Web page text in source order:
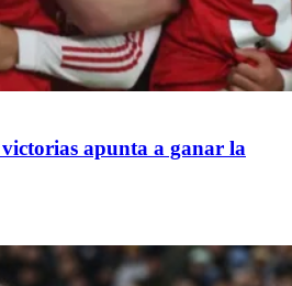
apunta a ganar la